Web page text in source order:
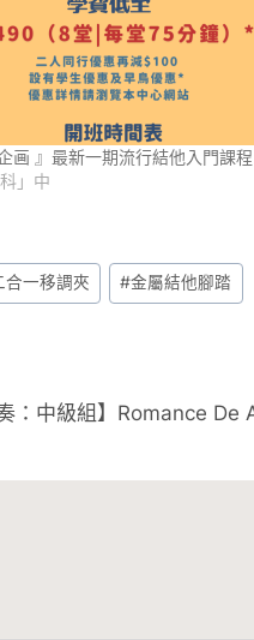
画 』最新一期流行結他入門課程
」中
合一移調夾 #金屬結他腳踏
：中級組】Romance De